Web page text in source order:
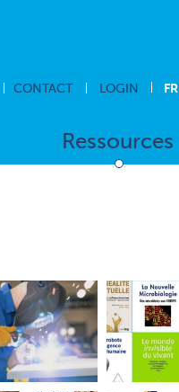
FR
LOGIN
CONTACT
Ressources